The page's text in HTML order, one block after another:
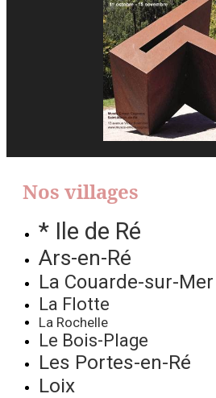
Nos villages
* Ile de Ré
Ars-en-Ré
La Couarde-sur-Mer
La Flotte
La Rochelle
Le Bois-Plage
Les Portes-en-Ré
Loix